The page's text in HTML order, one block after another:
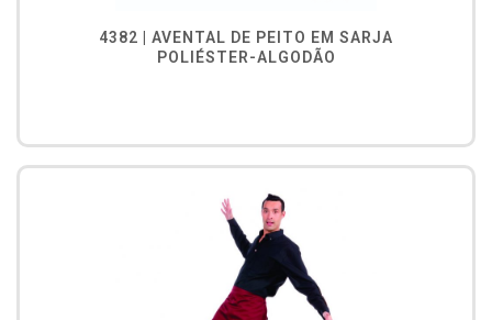
4382 | AVENTAL DE PEITO EM SARJA
POLIÉSTER-ALGODÃO